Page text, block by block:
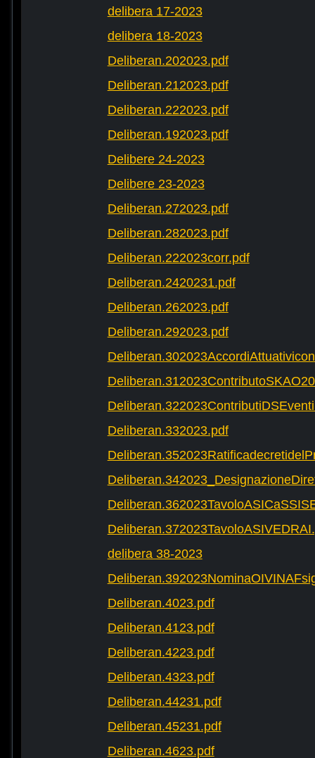
delibera 17-2023
delibera 18-2023
Deliberan.202023.pdf
Deliberan.212023.pdf
Deliberan.222023.pdf
Deliberan.192023.pdf
Delibere 24-2023
Delibere 23-2023
Deliberan.272023.pdf
Deliberan.282023.pdf
Deliberan.222023corr.pdf
Deliberan.2420231.pdf
Deliberan.262023.pdf
Deliberan.292023.pdf
Deliberan.332023.pdf
delibera 38-2023
Deliberan.4023.pdf
Deliberan.4123.pdf
Deliberan.4223.pdf
Deliberan.4323.pdf
Deliberan.44231.pdf
Deliberan.45231.pdf
Deliberan.4623.pdf